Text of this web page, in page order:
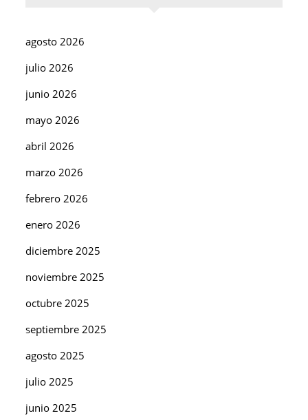
agosto 2026
julio 2026
junio 2026
mayo 2026
abril 2026
marzo 2026
febrero 2026
enero 2026
diciembre 2025
noviembre 2025
octubre 2025
septiembre 2025
agosto 2025
julio 2025
junio 2025